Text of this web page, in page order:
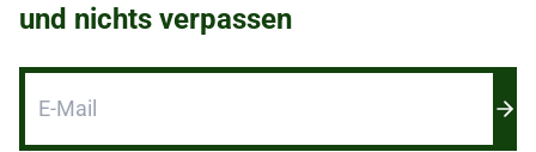
und nichts verpassen